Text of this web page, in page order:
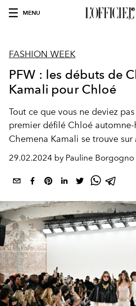
MENU
FASHION WEEK
PFW : les débuts de
Kamali pour Chloé
Tout ce que vous ne deviez
premier défilé Chloé
Chemena Kamali se trouve sur
29.02.2024 by Pauline Borgogno